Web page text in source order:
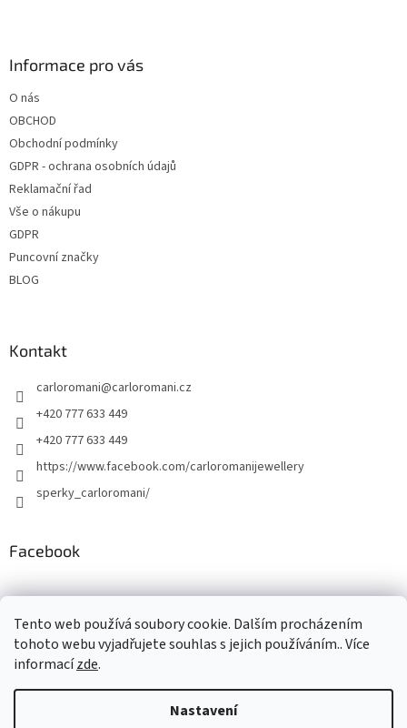
Tento web používá soubory cookie. Dalším procházením
tohoto webu vyjadřujete souhlas s jejich používáním.. Více
informacízde.
Nastavení
Informace pro vás
O nás
OBCHOD
Obchodní podmínky
GDPR - ochrana osobních údajů
Reklamační řad
Vše o nákupu
GDPR
Puncovní značky
BLOG
Kontakt
carloromani@carloromani.cz
+420 777 633 449
+420 777 633 449
https://www.facebook.com/carloromanijewellery
sperky_carloromani/
Facebook
Instagram